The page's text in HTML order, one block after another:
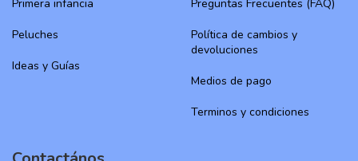
Primera infancia
Peluches
Ideas y Guías
Preguntas Frecuentes (FAQ)
Política de cambios y
devoluciones
Medios de pago
Terminos y condiciones